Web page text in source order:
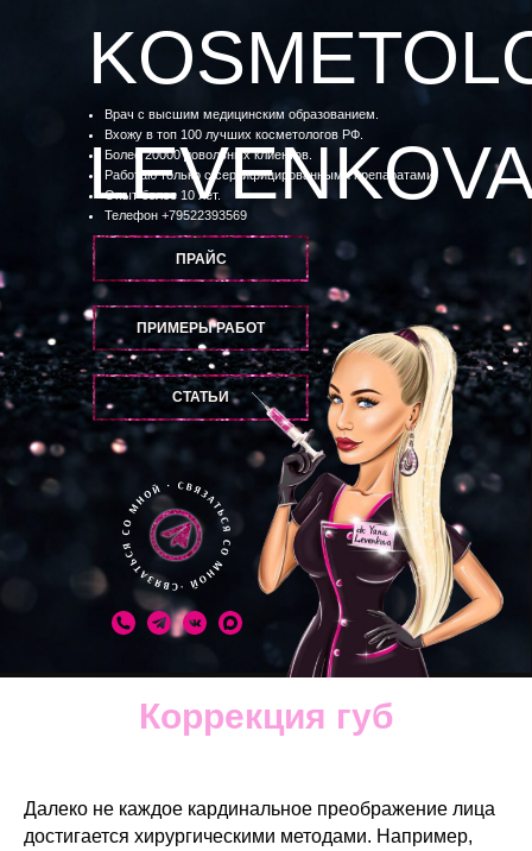
Врач с высшим медицинским образованием.
Вхожу в топ 100 лучших косметологов РФ.
Более 20000 довольных клиентов.
Работаю только с сертифицированными препаратами.
Опыт более 10 лет.
Телефон +79522393569
ПРАЙС
ПРИМЕРЫ РАБОТ
СТАТЬИ
Коррекция губ
Далеко не каждое кардинальное преображение лица
достигается хирургическими методами. Например,